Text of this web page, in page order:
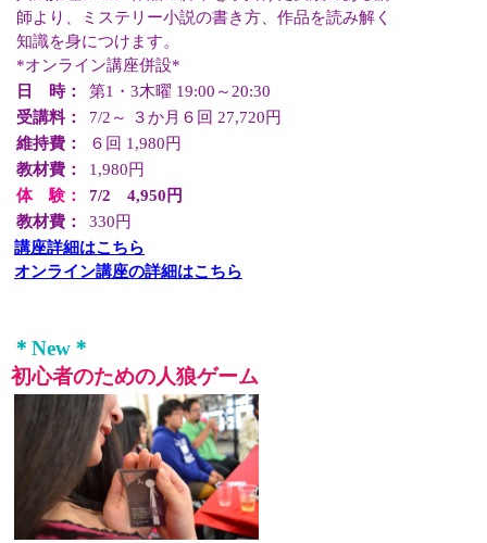
師より、ミステリー小説の書き方、作品を読み解く
知識を身につけます。
*オンライン講座併設*
日 時：
第1・3木曜 19:00～20:30
受講料：
7/2～ ３か月６回 27,720円
維持費：
６回 1,980円
教材費：
1,980円
体 験：
7/2 4,950円
教材費：
330円
講座詳細はこちら
オンライン講座の詳細はこちら
＊New＊
初心者のための人狼ゲーム